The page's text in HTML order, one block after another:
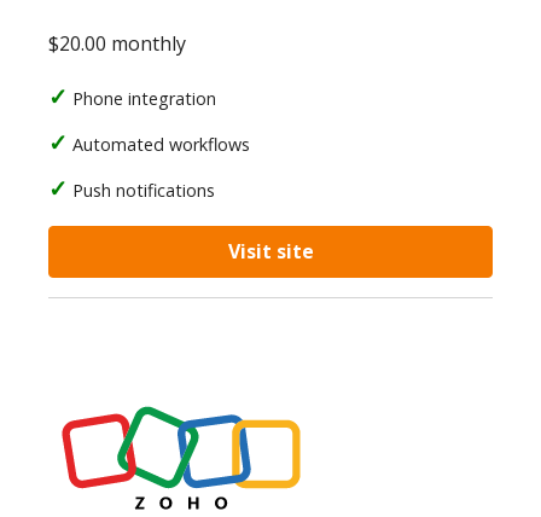
$20.00 monthly
Phone integration
Automated workflows
Push notifications
Visit site